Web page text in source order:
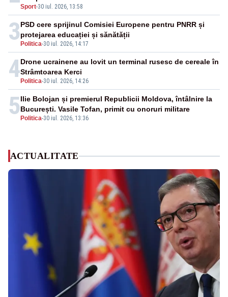
Sport-30 iul. 2026, 13:58
3 Politica-30 iul. 2026, 14:17
PSD cere sprijinul Comisiei Europene pentru PNRR și
protejarea educației și sănătății
4 Politica-30 iul. 2026, 14:26
Drone ucrainene au lovit un terminal rusesc de cereale în
Strâmtoarea Kerci
5 Politica-30 iul. 2026, 13:36
Ilie Bolojan și premierul Republicii Moldova, întâlnire la
București. Vasile Tofan, primit cu onoruri militare
ACTUALITATE